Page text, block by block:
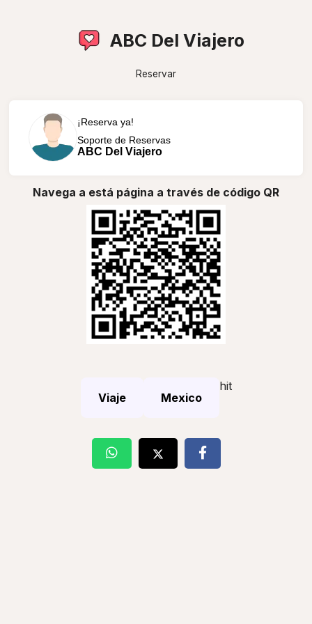
ABC Del Viajero
Reservar
¡Reserva ya!
Soporte de Reservas
ABC Del Viajero
Navega a está página a través de código QR
Viaje Mexico
hit